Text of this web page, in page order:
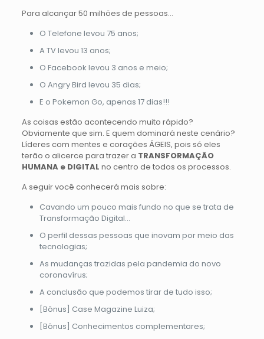
Para alcançar 50 milhões de pessoas…
O Telefone levou 75 anos;
A TV levou 13 anos;
O Facebook levou 3 anos e meio;
O Angry Bird levou 35 dias;
E o Pokemon Go, apenas 17 dias!!!
As coisas estão acontecendo muito rápido?
Obviamente que sim. E quem dominará neste cenário?
Líderes com mentes e corações ÁGEIS, pois só eles
terão o alicerce para trazer a TRANSFORMAÇÃO
HUMANA e DIGITAL no centro de todos os processos.
A seguir você conhecerá mais sobre:
Cavando um pouco mais fundo no que se trata de
Transformação Digital…
O perfil dessas pessoas que inovam por meio das
tecnologias;
As mudanças trazidas pela pandemia do novo
coronavírus;
A conclusão que podemos tirar de tudo isso;
[Bônus] Case Magazine Luiza;
[Bônus] Conhecimentos complementares;